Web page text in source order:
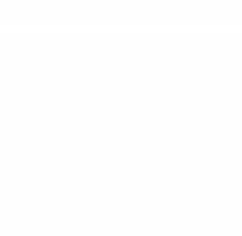
documentaire de